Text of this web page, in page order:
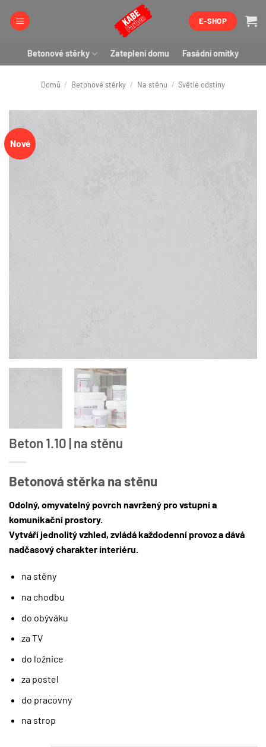
E-SHOP
Betonové stěrky Zateplení domu Fasádní omítky
Domů / Betonové stěrky / Na stěnu / Světlé odstíny
Nové
Beton 1.10 | na stěnu
Betonová stěrka na stěnu
Odolný, omyvatelný povrch navržený pro vstupní a
komunikační prostory.
Vytváří jednolitý vzhled, zvládá každodenní provoz a dává
nadčasový charakter interiéru.
na stěny
na chodbu
do obýváku
za TV
do ložnice
za postel
do pracovny
na strop